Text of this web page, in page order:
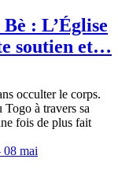
: L’Église
soutien et…
occulter le corps.
à travers sa
fois de plus fait